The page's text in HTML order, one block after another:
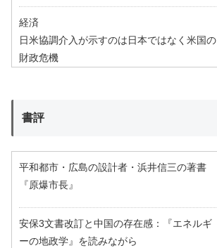
経済
日米協調介入が示すのは日本ではなく米国の
財政危機
書評
平和都市・広島の設計者・浜井信三の著書
『原爆市長』
安保3文書改訂と中国の存在感：『エネルギ
ーの地政学』を読みながら